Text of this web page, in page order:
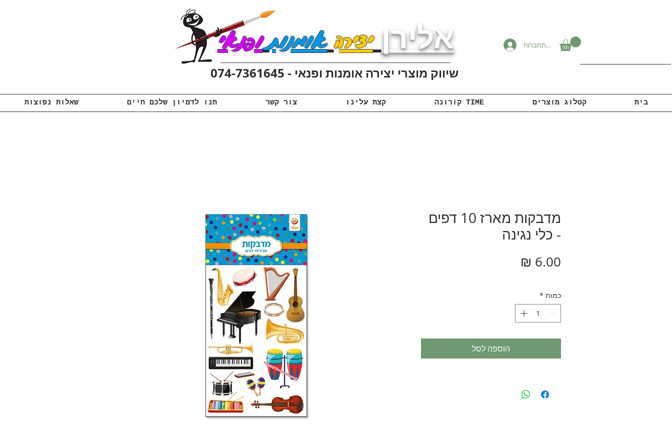
אלירן יצירהאומנותופנאי
שיווק מוצרי יצירה אומנות ופנאי - 074-7361645
להתחברות
שאלות נפוצות תנו לדמיון שלכם חיים צור קשר קצת עלינו קורונה TIME קטלוג מוצרים בית
מדבקות מארז 10 דפים
- כלי נגינה
כמות *
הוספה לסל